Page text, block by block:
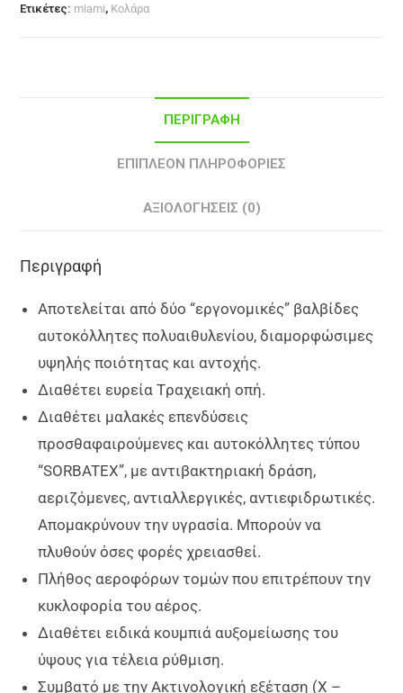
Ετικέτες: miami, Κολάρα
ΠΕΡΙΓΡΑΦΉ
ΕΠΙΠΛΈΟΝ ΠΛΗΡΟΦΟΡΊΕΣ
ΑΞΙΟΛΟΓΉΣΕΙΣ (0)
Περιγραφή
Αποτελείται από δύο “εργονομικές” βαλβίδες
αυτοκόλλητες πολυαιθυλενίου, διαμορφώσιμες
υψηλής ποιότητας και αντοχής.
Διαθέτει ευρεία Tραχειακή οπή.
Διαθέτει μαλακές επενδύσεις
προσθαφαιρούμενες και αυτοκόλλητες τύπου
“SORBATEX”, με αντιβακτηριακή δράση,
αεριζόμενες, αντιαλλεργικές, αντιεφιδρωτικές.
Απομακρύνουν την υγρασία. Μπορούν να
πλυθούν όσες φορές χρειασθεί.
Πλήθος αεροφόρων τομών που επιτρέπουν την
κυκλοφορία του αέρος.
Διαθέτει ειδικά κουμπιά αυξομείωσης του
ύψους για τέλεια ρύθμιση.
Συμβατό με την Ακτινολογική εξέταση (X –